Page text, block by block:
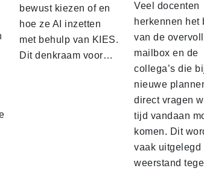
bewust kiezen of en
hoe ze AI inzetten
met behulp van KIES.
Dit denkraam voor…
Veel docenten
herkennen het
van de
mailbox en de
collega’s die
nieuwe
direct vragen
tijd vandaan
komen. Dit
vaak uitgelegd
weerstand